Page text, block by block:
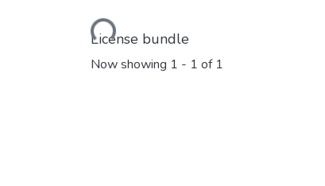
Loading...
License bundle
Now showing 1 - 1 of 1